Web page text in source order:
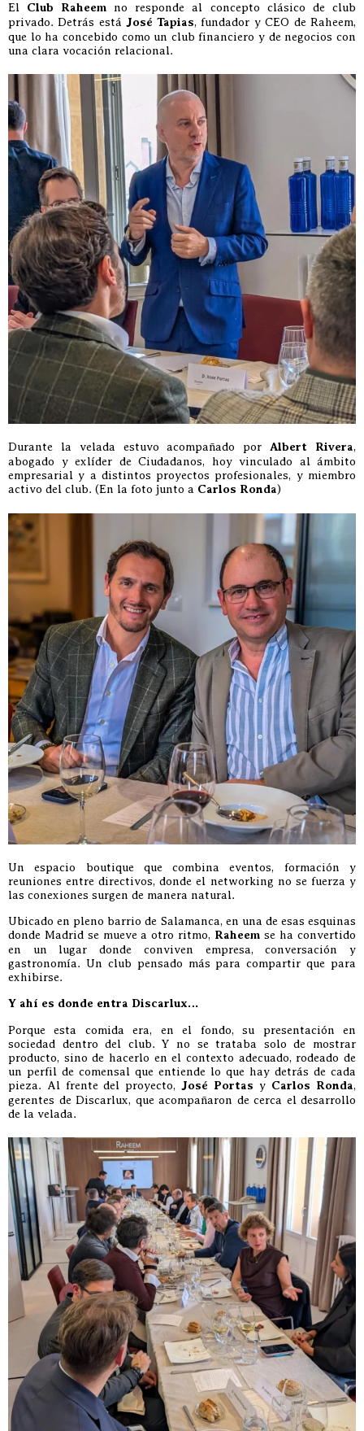
El Club Raheem no responde al concepto clásico de club
privado. Detrás está José Tapias, fundador y CEO de Raheem,
que lo ha concebido como un club financiero y de negocios con
una clara vocación relacional.
Durante la velada estuvo acompañado por Albert Rivera,
abogado y exlíder de Ciudadanos, hoy vinculado al ámbito
empresarial y a distintos proyectos profesionales, y miembro
activo del club. (En la foto junto a Carlos Ronda)
Un espacio boutique que combina eventos, formación y
reuniones entre directivos, donde el networking no se fuerza y
las conexiones surgen de manera natural.
Ubicado en pleno barrio de Salamanca, en una de esas esquinas
donde Madrid se mueve a otro ritmo, Raheem se ha convertido
en un lugar donde conviven empresa, conversación y
gastronomía. Un club pensado más para compartir que para
exhibirse.
Y ahí es donde entra Discarlux…
Porque esta comida era, en el fondo, su presentación en
sociedad dentro del club. Y no se trataba solo de mostrar
producto, sino de hacerlo en el contexto adecuado, rodeado de
un perfil de comensal que entiende lo que hay detrás de cada
pieza. Al frente del proyecto, José Portas y Carlos Ronda,
gerentes de Discarlux, que acompañaron de cerca el desarrollo
de la velada.